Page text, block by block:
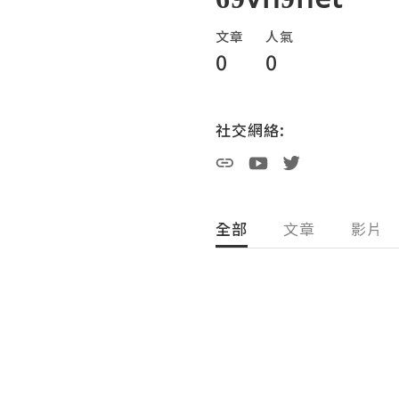
文章
0
人氣
0
社交網絡:
全部 文章 影片